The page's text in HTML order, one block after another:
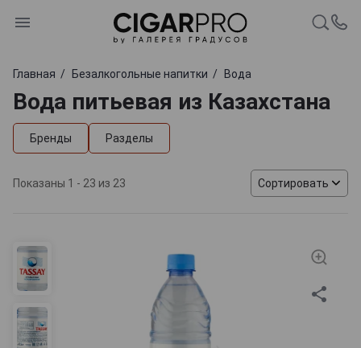
Главная Безалкогольные напитки Вода
Вода питьевая из Казахстана
Бренды Разделы
Показаны 1 - 23 из 23 Сортировать